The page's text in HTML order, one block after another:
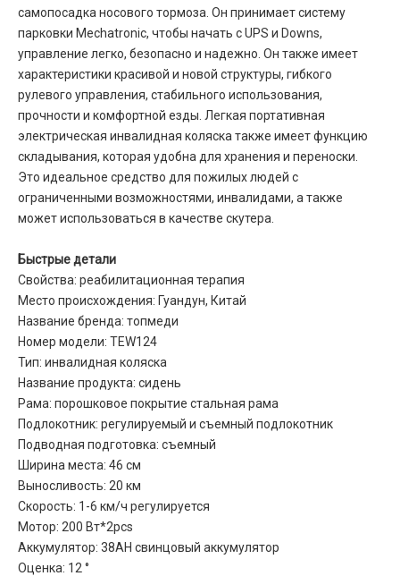
самопосадка носового тормоза. Он принимает систему
парковки Mechatronic, чтобы начать с UPS и Downs,
управление легко, безопасно и надежно. Он также имеет
характеристики красивой и новой структуры, гибкого
рулевого управления, стабильного использования,
прочности и комфортной езды. Легкая портативная
электрическая инвалидная коляска также имеет функцию
складывания, которая удобна для хранения и переноски.
Это идеальное средство для пожилых людей с
ограниченными возможностями, инвалидами, а также
может использоваться в качестве скутера.
Быстрые детали
Свойства: реабилитационная терапия
Место происхождения: Гуандун, Китай
Название бренда: топмеди
Номер модели: TEW124
Тип: инвалидная коляска
Название продукта: сидень
Рама: порошковое покрытие стальная рама
Подлокотник: регулируемый и съемный подлокотник
Подводная подготовка: съемный
Ширина места: 46 см
Выносливость: 20 км
Скорость: 1-6 км/ч регулируется
Мотор: 200 Вт*2pcs
Аккумулятор: 38AH свинцовый аккумулятор
Оценка: 12 °